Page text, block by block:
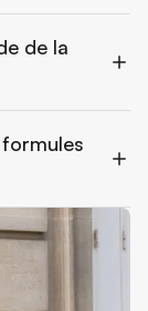
de la